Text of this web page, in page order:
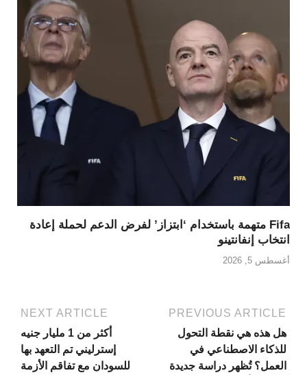
Fifa متهمة باستخدام ‘ابتزاز’ لفرض الدعم لحملة إعادة
انتخاب إنفانتينو
أغسطس 5, 2026
PREVIOUS ARTICLE
هل هذه هي نقطة التحول
للذكاء الاصطناعي في
العمل؟ تُظهر دراسة جديدة
NEXT ARTICLE
أكثر من 1 مليار جنيه
إسترليني تم التعهد بها
للسودان مع تفاقم الأزمة